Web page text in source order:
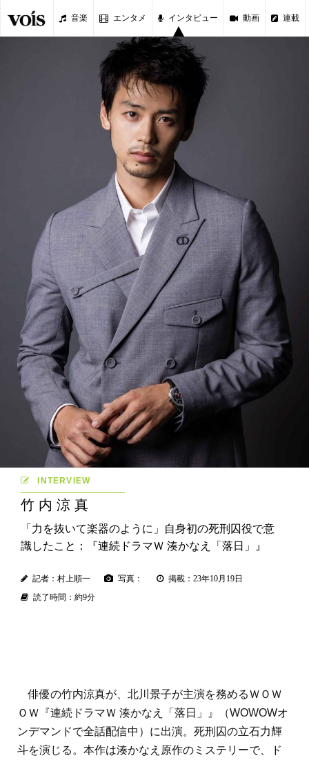
音楽 エンタメ インタビュー 動画 連載
INTERVIEW
竹内涼真
「力を抜いて楽器のように」自身初の死刑囚役で意
識したこと：『連続ドラマＷ 湊かなえ「落日」』
記者：村上順一 写真：
掲載：23年10月19日
読了時間：約9分
俳優の竹内涼真が、北川景子が主演を務めるＷＯＷ
ＯＷ『連続ドラマＷ 湊かなえ「落日」』（WOWOWオ
ンデマンドで全話配信中）に出演。死刑囚の立石力輝
斗を演じる。本作は湊かなえ原作のミステリーで、ド